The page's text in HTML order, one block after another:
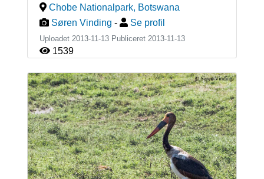
Chobe Nationalpark, Botswana
Søren Vinding - Se profil
Uploadet 2013-11-13 Publiceret 2013-11-13
1539